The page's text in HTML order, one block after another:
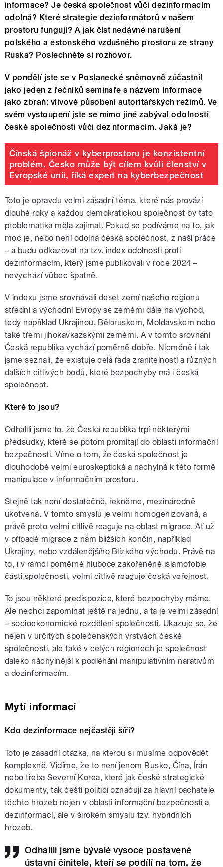
informace? Je česká společnost vůči dezinformacím
odolná? Které strategie dezinformátorů v našem
prostoru fungují? A jak číst nedávné narušení
polského a estonského vzdušného prostoru ze strany
Ruska? Poslechněte si rozhovor.
V pondělí jste se v Poslanecké sněmovně zúčastnil
jako jeden z řečníků semináře s názvem Informace
jako zbraň: vlivové působení autoritářských režimů. Ve
svém vystoupení jste se mimo jiné zabýval odolností
české společnosti vůči dezinformacím. Jaká je?
Čínská špionáž v kyberprostoru je konzistentní
problém. Česko může být cílem kvůli členství v
Evropské unii, říká expert na kyberbezpečnost
Toto je opravdu velmi zásadní téma, které nás provází
dlouhé roky a každou demokratickou společnost by tato
problematika měla zajímat. Pokud se podíváme na to, jak
moc je, nebo není odolná česká společnost, z naší práce
– a budu odkazovat na tzv. index odolnosti proti
dezinformacím, který jsme publikovali v roce 2024 –
nevychází vůbec špatně.
V indexu jsme srovnávali deset zemí našeho regionu
střední a východní Evropy se zeměmi dále na východ,
tedy například Ukrajinou, Běloruskem, Moldavskem nebo
také třemi jihokavkazskými zeměmi. A v tomto srovnání
Česká republika vychází poměrně dobře. Nicméně i tak
jsme seznali, že existuje celá řada zranitelností a různých
dalších citlivých bodů, které bezpochyby má i česká
společnost.
Které to jsou?
Odhalili jsme to, že Česká republika trpí některými
předsudky, které se potom promítají do oblasti informační
bezpečnosti. Víme o tom, že česká společnost je
dlouhodobě velmi euroskeptická a náchylná k této formě
manipulace v informačním prostoru.
Stejně tak není dostatečně, řekněme, mezinárodně
ukotvená. V tomto smyslu je velmi homogenizovaná, a
právě proto velmi citlivě reaguje na oblast migrace. Ať už
v případě migrace z nám bližších končin, například
Ukrajiny, nebo vzdálenějšího Blízkého východu. Právě na
to, i v rámci poměrně hluboce zakořeněné islamofobie
části společnosti, velmi citlivě reaguje česká veřejnost.
To jsou některé predispozice, které bezpochyby máme.
Ale nechci zapomínat ještě na jednu, a ta je velmi zásadní
– socioekonomické rozdělení společnosti. Ukazuje se, že
nejen v určitých společenských vrstvách české
společnosti, ale také v celých regionech je společnost
daleko náchylnější k podléhání manipulativním narativům
a dezinformacím.
Mytí informací
Kdo dezinformace nejčastěji šíří?
Toto je zásadní otázka, na kterou si musíme odpovědět
komplexně. Vidíme, že to není jenom Rusko, Čína, Írán
nebo třeba Severní Korea, které jak české strategické
dokumenty, tak čeští politici označují za hlavní pachatele
těchto hrozeb nejen v oblasti informační bezpečnosti a
dezinformací, ale v širokém smyslu tzv. hybridních
hrozeb.
Odhalili jsme bývalé vysoce postavené
ústavní činitele, kteří se podílí na tom, že